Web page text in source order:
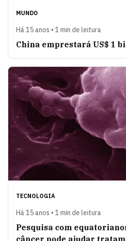
MUNDO
Há 15 anos • 1 min de leitura
China emprestará US$ 1
TECNOLOGIA
Há 15 anos • 1 min de leitura
Pesquisa com
câncer pode ajudar